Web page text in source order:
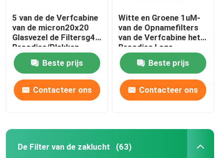
5 van de de Verfcabine
van de micron20x20
Glasvezel de Filtersg4
Broodjes/Plakken
Beste prijs
Contacteer ons
Witte en Groene 1uM-
van de Opnamefilters
van de Verfcabine het
Broodjes Lage
Weerstand
Beste prijs
Contacteer ons
De Filter van de zaklucht (63)